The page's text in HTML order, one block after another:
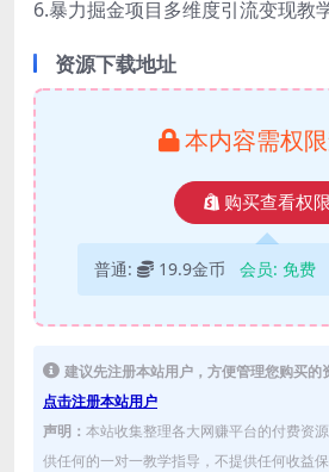
6.暴力掘金项目多维度引流变现教
资源下载地址
本内容需权
购买查看权限
普通: 19.9金币 会员: 免费
建议先注册本站用户，方便管理您购买的
点击注册本站用户
声明： 本站收集整理各大网赚平台的付费资
供任何的一对一教学指导，不提供任何收益